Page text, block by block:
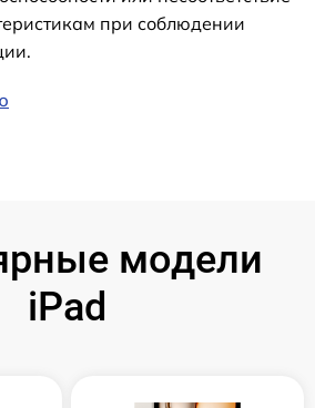
при соблюдении
модели
iPad